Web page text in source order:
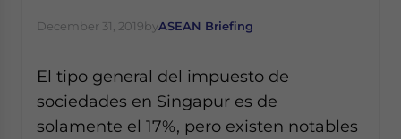
December 31, 2019byASEAN Briefing
El tipo general del impuesto de
sociedades en Singapur es de
solamente el 17%, pero existen notables
for Asia!
- case sensitive